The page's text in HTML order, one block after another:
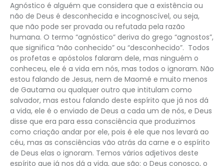
Agnóstico é alguém que considera que a existência ou
não de Deus é desconhecida e incognoscível, ou seja,
que não pode ser provada ou refutada pela razão
humana. O termo “agnóstico” deriva do grego “agnostos”,
que significa “não conhecido” ou “desconhecido”. Todos
os profetas e apóstolos falaram dele, mas ninguém o
conheceu, ele é a vida em nós, mas todos o ignoram. Não
estou falando de Jesus, nem de Maomé e muito menos
de Gautama ou qualquer outro que intitulam como
salvador, mas estou falando deste espírito que já nos dá
a vida, ele é o enviado de Deus a cada um de nós, e Deus
disse que era para essa consciência que produzimos
como criação andar por ele, pois é ele que nos levará ao
céu, mas as consciências vão atrás da carne e o espírito
de Deus elas o ignoram. Temos vários adjetivos deste
espírito que já nos dá a vida, que são: o Deus conosco, o